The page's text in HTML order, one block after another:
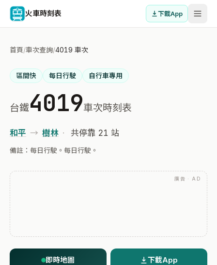
火車時刻表 下載App
首頁/車次查詢/4019 車次
區間快 每日行駛 自行車專用
台鐵4019車次時刻表
和平 → 樹林 · 共停靠 21 站
備註：每日行駛。每日行駛。
廣告 · AD
即時地圖 下載App